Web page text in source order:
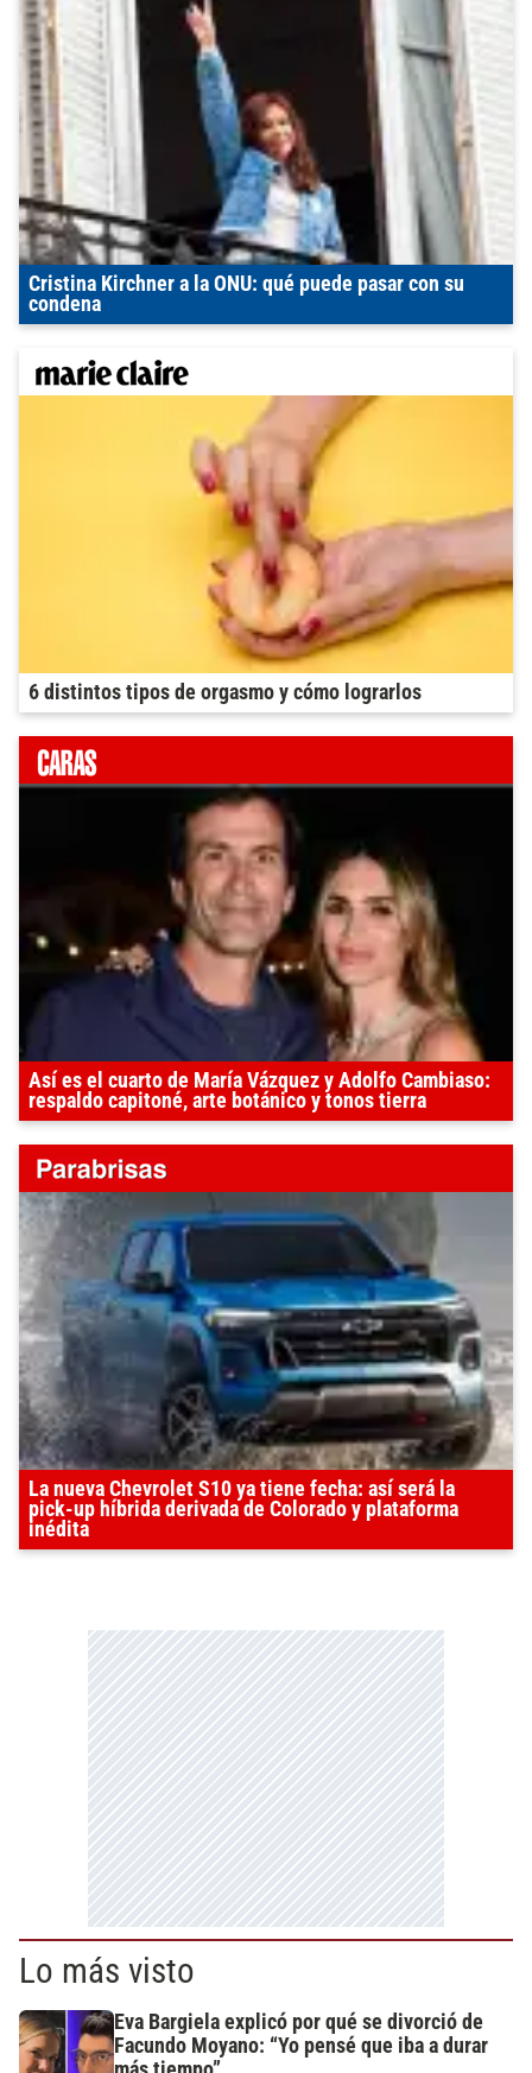
Cristina Kirchner a la ONU: qué puede pasar con su
condena
6 distintos tipos de orgasmo y cómo lograrlos
Así es el cuarto de María Vázquez y Adolfo Cambiaso:
respaldo capitoné, arte botánico y tonos tierra
La nueva Chevrolet S10 ya tiene fecha: así será la
pick-up híbrida derivada de Colorado y plataforma
inédita
Lo más visto
Eva Bargiela explicó por qué se divorció de
Facundo Moyano: “Yo pensé que iba a durar